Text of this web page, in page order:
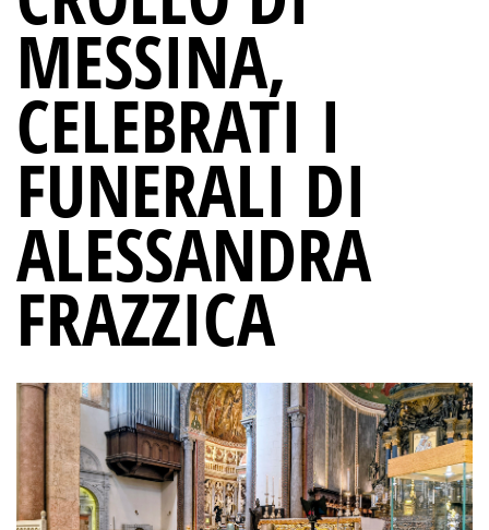
MESSINA,
CELEBRATI I
FUNERALI DI
ALESSANDRA
FRAZZICA